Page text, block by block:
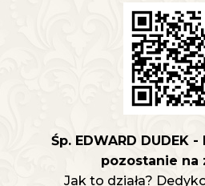
Śp. EDWARD DUDEK
pozostanie na
Jak to działa?